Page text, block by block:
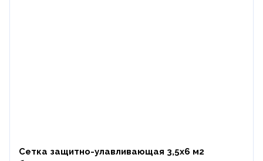
Сетка защитно-улавливающая 3,5х6 м2